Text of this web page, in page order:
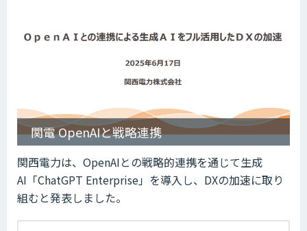
関電 OpenAIと戦略連携
関西電力は、OpenAIとの戦略的連携を通じて生成
AI「ChatGPT Enterprise」を導入し、DXの加速に取り
組むと発表しました。